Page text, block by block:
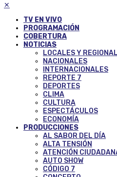
✕
TV EN VIVO
PROGRAMACIÓN
COBERTURA
NOTICIAS
LOCALES Y
NACIONALES
INTERNACIONALES
REPORTE 7
DEPORTES
CLIMA
CULTURA
ESPECTÁCULOS
ECONOMÍA
PRODUCCIONES
AL SABOR DEL DÍA
ALTA TENSIÓN
ATENCIÓN
AUTO SHOW
CÓDIGO 7